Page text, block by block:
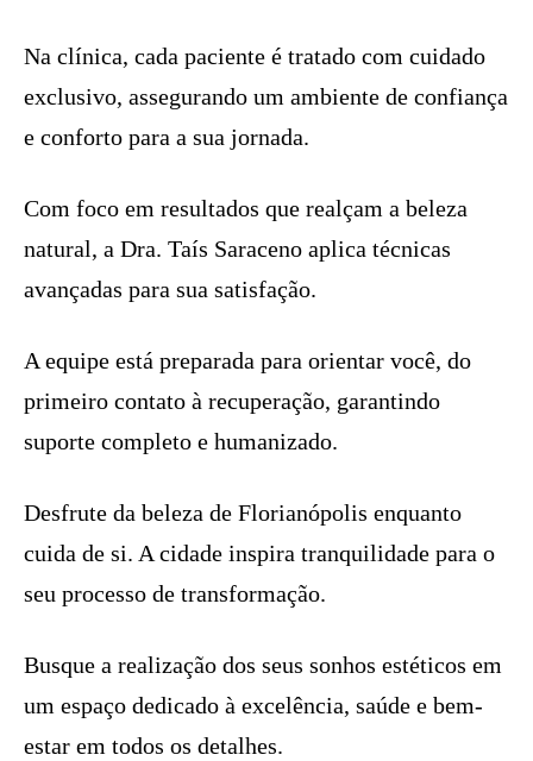
Na clínica, cada paciente é tratado com cuidado
exclusivo, assegurando um ambiente de confiança
e conforto para a sua jornada.
Com foco em resultados que realçam a beleza
natural, a Dra. Taís Saraceno aplica técnicas
avançadas para sua satisfação.
A equipe está preparada para orientar você, do
primeiro contato à recuperação, garantindo
suporte completo e humanizado.
Desfrute da beleza de Florianópolis enquanto
cuida de si. A cidade inspira tranquilidade para o
seu processo de transformação.
Busque a realização dos seus sonhos estéticos em
um espaço dedicado à excelência, saúde e bem-
estar em todos os detalhes.